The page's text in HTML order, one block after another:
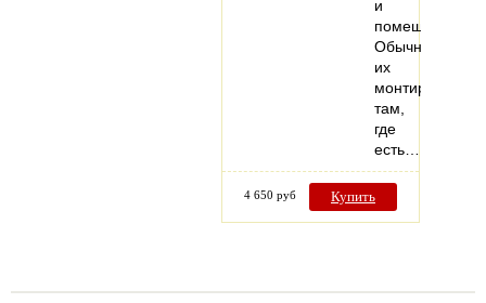
и
помещениях.
Обычно
их
монтируют
там,
где
есть…
4 650 руб Купить